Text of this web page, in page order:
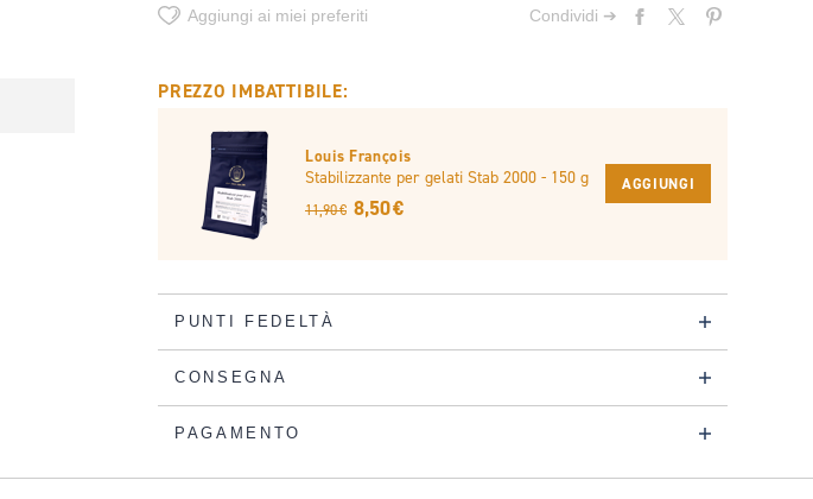
Aggiungi ai miei preferiti Condividi ➔
PREZZO IMBATTIBILE:
Louis François
Stabilizzante per gelati Stab 2000 - 150 g
11,90 € 8,50 €
AGGIUNGI
PUNTI FEDELTÀ
CONSEGNA
PAGAMENTO